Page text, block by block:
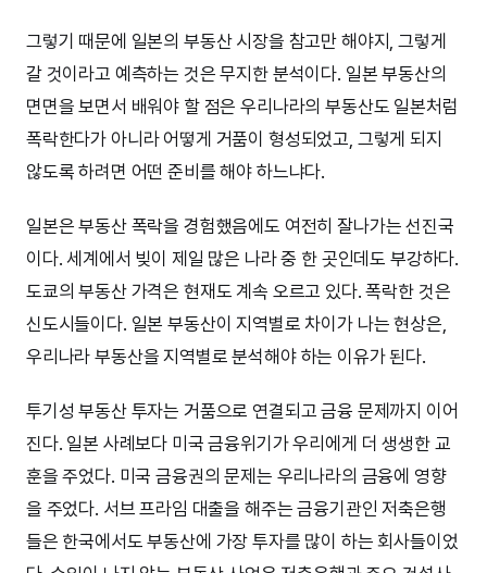
그렇기 때문에 일본의 부동산 시장을 참고만 해야지, 그렇게
갈 것이라고 예측하는 것은 무지한 분석이다. 일본 부동산의
면면을 보면서 배워야 할 점은 우리나라의 부동산도 일본처럼
폭락한다가 아니라 어떻게 거품이 형성되었고, 그렇게 되지
않도록 하려면 어떤 준비를 해야 하느냐다.
일본은 부동산 폭락을 경험했음에도 여전히 잘나가는 선진국
이다. 세계에서 빚이 제일 많은 나라 중 한 곳인데도 부강하다.
도쿄의 부동산 가격은 현재도 계속 오르고 있다. 폭락한 것은
신도시들이다. 일본 부동산이 지역별로 차이가 나는 현상은,
우리나라 부동산을 지역별로 분석해야 하는 이유가 된다.
투기성 부동산 투자는 거품으로 연결되고 금융 문제까지 이어
진다. 일본 사례보다 미국 금융위기가 우리에게 더 생생한 교
훈을 주었다. 미국 금융권의 문제는 우리나라의 금융에 영향
을 주었다. 서브 프라임 대출을 해주는 금융기관인 저축은행
들은 한국에서도 부동산에 가장 투자를 많이 하는 회사들이었